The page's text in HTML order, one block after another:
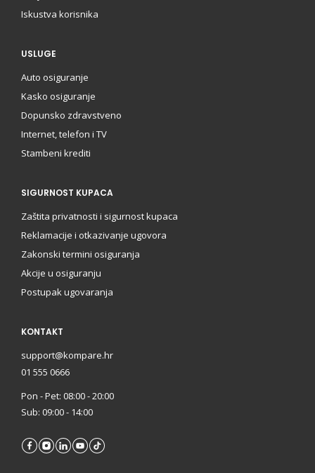
Iskustva korisnika
USLUGE
Auto osiguranje
Kasko osiguranje
Dopunsko zdravstveno
Internet, telefon i TV
Stambeni krediti
SIGURNOST KUPACA
Zaštita privatnosti i sigurnost kupaca
Reklamacije i otkazivanje ugovora
Zakonski termini osiguranja
Akcije u osiguranju
Postupak ugovaranja
KONTAKT
support@kompare.hr
01 555 0666
Pon - Pet: 08:00 - 20:00
Sub: 09:00 - 14:00